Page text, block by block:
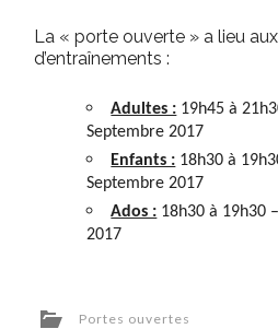
La « porte ouverte » a lieu
d’entraînements :
Adultes : 19h45 à
Septembre 2017
Enfants : 18h30 à
Septembre 2017
Ados : 18h30 à 19h30
2017
Portes ouvertes